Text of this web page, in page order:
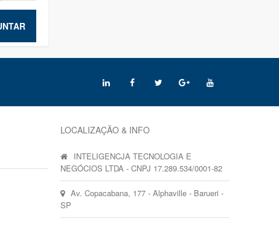
LOCALIZAÇÃO & INFO
INTELIGENCJA TECNOLOGIA E
NEGÓCIOS LTDA - CNPJ 17.289.534/0001-82
Av. Copacabana, 177 - Alphaville - Barueri -
SP